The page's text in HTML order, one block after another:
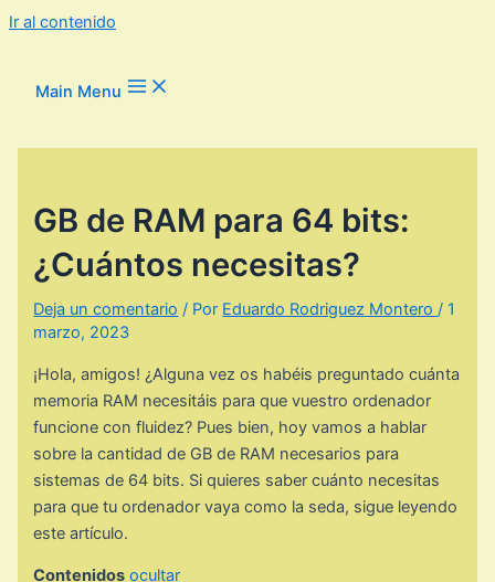
Ir al contenido
Main Menu
GB de RAM para 64 bits:
¿Cuántos necesitas?
Deja un comentario / Por Eduardo Rodriguez Montero/1
marzo, 2023
¡Hola, amigos! ¿Alguna vez os habéis preguntado cuánta
memoria RAM necesitáis para que vuestro ordenador
funcione con fluidez? Pues bien, hoy vamos a hablar
sobre la cantidad de GB de RAM necesarios para
sistemas de 64 bits. Si quieres saber cuánto necesitas
para que tu ordenador vaya como la seda, sigue leyendo
este artículo.
Contenidos ocultar